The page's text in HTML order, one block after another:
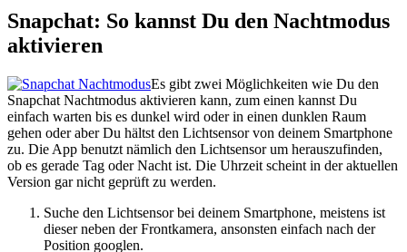
Snapchat: So kannst Du den Nachtmodus
aktivieren
Es gibt zwei Möglichkeiten wie Du den
Snapchat Nachtmodus aktivieren kann, zum einen kannst Du
einfach warten bis es dunkel wird oder in einen dunklen Raum
gehen oder aber Du hältst den Lichtsensor von deinem Smartphone
zu. Die App benutzt nämlich den Lichtsensor um herauszufinden,
ob es gerade Tag oder Nacht ist. Die Uhrzeit scheint in der aktuellen
Version gar nicht geprüft zu werden.
Suche den Lichtsensor bei deinem Smartphone, meistens ist
dieser neben der Frontkamera, ansonsten einfach nach der
Position googlen.